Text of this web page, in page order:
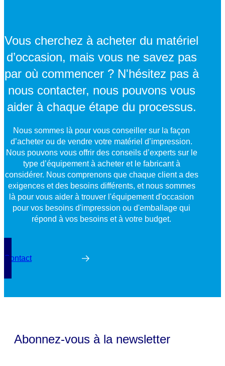
Vous cherchez à acheter du matériel
d’occasion, mais vous ne savez pas
par où commencer ? N'hésitez pas à
nous contacter, nous pouvons vous
aider à chaque étape du processus.
Nous sommes là pour vous conseiller sur la façon
d’acheter ou de vendre votre matériel d’impression.
Nous pouvons vous offrir des conseils d’experts sur le
type d’équipement à acheter et le fabricant à
considérer. Nous comprenons que chaque client a des
exigences et des besoins différents, et nous sommes
là pour vous aider à trouver l'équipement d'occasion
pour vos besoins d'impression ou d'emballage qui
répond à vos besoins et à votre budget.
Contact
Abonnez-vous à la newsletter